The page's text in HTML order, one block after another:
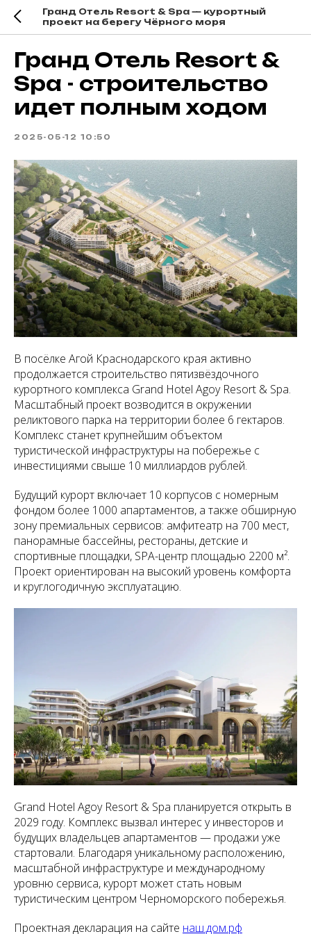
Гранд Отель Resort & Spa — курортный
проект на берегу Чёрного моря
Гранд Отель Resort &
Spa - строительство
идет полным ходом
2025-05-12 10:50
В посёлке Агой Краснодарского края активно
продолжается строительство пятизвёздочного
курортного комплекса Grand Hotel Agoy Resort & Spa.
Масштабный проект возводится в окружении
реликтового парка на территории более 6 гектаров.
Комплекс станет крупнейшим объектом
туристической инфраструктуры на побережье с
инвестициями свыше 10 миллиардов рублей.
Будущий курорт включает 10 корпусов с номерным
фондом более 1000 апартаментов, а также обширную
зону премиальных сервисов: амфитеатр на 700 мест,
панорамные бассейны, рестораны, детские и
спортивные площадки, SPA-центр площадью 2200 м².
Проект ориентирован на высокий уровень комфорта
и круглогодичную эксплуатацию.
Grand Hotel Agoy Resort & Spa планируется открыть в
2029 году. Комплекс вызвал интерес у инвесторов и
будущих владельцев апартаментов — продажи уже
стартовали. Благодаря уникальному расположению,
масштабной инфраструктуре и международному
уровню сервиса, курорт может стать новым
туристическим центром Черноморского побережья.
Проектная декларация на сайте наш.дом.рф